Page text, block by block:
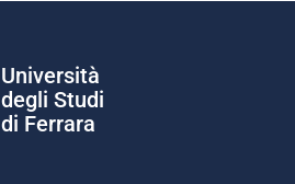
Università
degli Studi
di Ferrara